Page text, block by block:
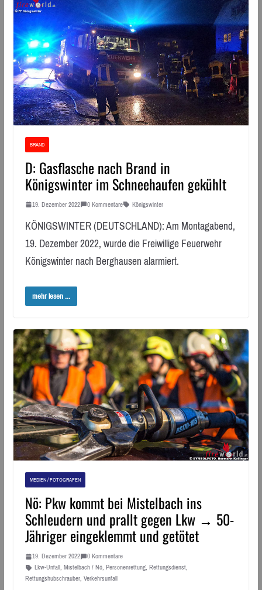
BRAND
D: Gasflasche nach Brand in
Königswinter im Schneehaufen gekühlt
19. Dezember 2022 0 Kommentare Königswinter
KÖNIGSWINTER (DEUTSCHLAND): Am Montagabend,
19. Dezember 2022, wurde die Freiwillige Feuerwehr
Königswinter nach Berghausen alarmiert.
mehr lesen ...
MEDIEN / FOTOGRAFEN
Nö: Pkw kommt bei Mistelbach ins
Schleudern und prallt gegen Lkw → 50-
Jähriger eingeklemmt und getötet
19. Dezember 2022
0 Kommentare
Lkw-Unfall, Mistelbach / Nö, Personenrettung, Rettungsdienst,
Rettungshubschrauber, Verkehrsunfall